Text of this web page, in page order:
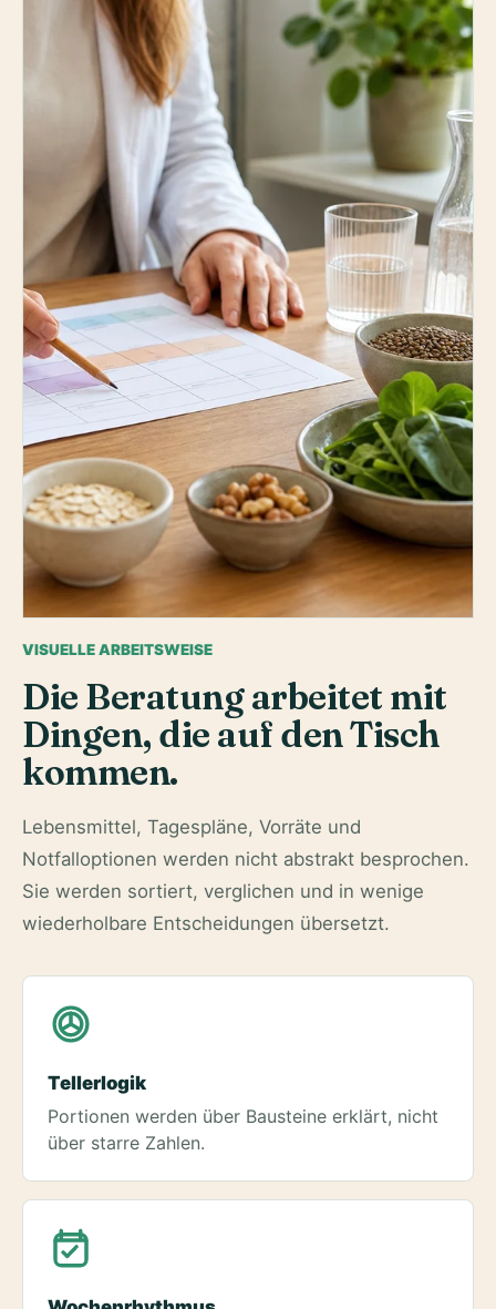
Wochenplanung wird sichtbar: Mahlzeiten,
zusammen betrachtet.
VISUELLE ARBEITSWEISE
Die Beratung arbeitet mit
Dingen, die auf den Tisch
kommen.
Lebensmittel, Tagespläne, Vorräte und
Notfalloptionen werden nicht abstrakt besprochen.
Sie werden sortiert, verglichen und in wenige
wiederholbare Entscheidungen übersetzt.
Tellerlogik
Portionen werden über Bausteine erklärt, nicht
über starre Zahlen.